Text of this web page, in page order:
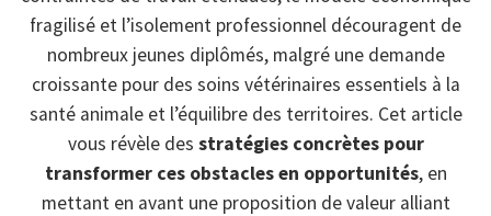
fragilisé et l’isolement professionnel découragent de
nombreux jeunes diplômés, malgré une demande
croissante pour des soins vétérinaires essentiels à la
santé animale et l’équilibre des territoires. Cet article
vous révèle des stratégies concrètes pour
transformer ces obstacles en opportunités, en
mettant en avant une proposition de valeur alliant